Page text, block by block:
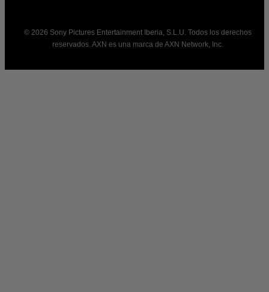
© 2026 Sony Pictures Entertainment Iberia, S.L.U. Todos los derechos
reservados. AXN es una marca de AXN Network, Inc.